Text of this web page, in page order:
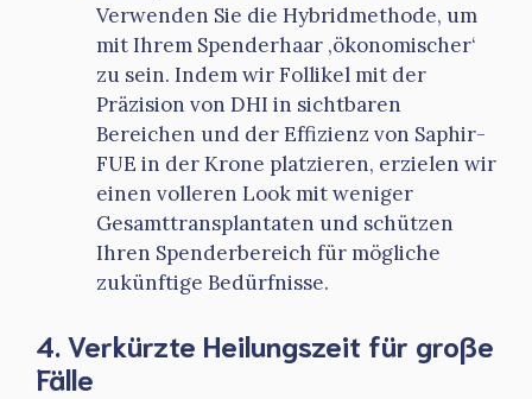
Verwenden Sie die Hybridmethode, um
mit Ihrem Spenderhaar ‚ökonomischer‘
zu sein. Indem wir Follikel mit der
Präzision von DHI in sichtbaren
Bereichen und der Effizienz von Saphir-
FUE in der Krone platzieren, erzielen wir
einen volleren Look mit weniger
Gesamttransplantaten und schützen
Ihren Spenderbereich für mögliche
zukünftige Bedürfnisse.
4. Verkürzte Heilungszeit für große
Fälle